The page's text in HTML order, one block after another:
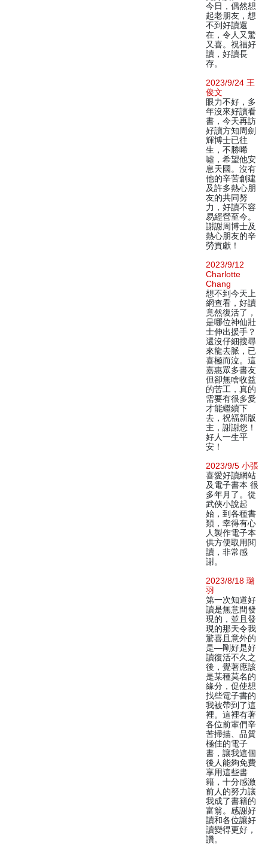
今日，偶然想
起老朋友，想
不到好讀還
在，令人又驚
又喜。祝福好
讀，好讀長
存。
2023/9/24 王
俊文
眼力不好，多
年沒來好讀看
書，今天再訪
好讀方知周劍
輝博士已往
生，不勝唏
噓，希望他安
息天國。沒有
他的辛苦創建
及許多熱心朋
友的共同努
力，好讀不容
易經營至今。
謝謝周博士及
熱心朋友的辛
勞貢獻！
2023/9/12
Charlotte
Chang
想不到今天上
網查看，好讀
竟然復活了，
是哪位神仙壯
士伸出援手？
還沒仔細搜尋
來龍去脈，已
喜極而泣。這
嘉惠眾多書友
但卻無啥收益
的苦工，真的
需要有很多愛
才能繼續下
去，祝福新版
主，謝謝您！
好人一生平
安！
2023/9/5 小張
喜愛好讀網站
及電子書本 很
多年月了。從
武俠小說起
始，到各種書
類，幸得有心
人製作電子本
供方便取用閱
讀，非常感
謝。
2023/8/18 璐
羽
第一次知道好
讀是無意間發
現的，並且發
現的那天令我
驚喜且意外的
是—剛好是好
讀復活不久之
後，覺著應該
是某種莫名的
緣分，促使想
找些電子書的
我被帶到了這
裡。這裡有著
各位前輩們辛
苦掃描、品質
極佳的電子
書，讓我這個
後人能夠免費
享用這些書
籍，十分感激
前人的努力讓
我成了書籍的
富翁。感謝好
讀和各位讓好
讀變得更好，
讚。